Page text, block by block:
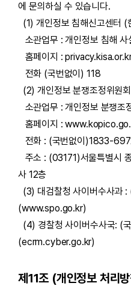
에 문의하실 수 있습니다.
(1) 개인정보 침해신고센터 (
소관업무 : 개인정보 침해 사
홈페이지 :
전화 (국번없이) 118
(2) 개인정보 분쟁조정위원회
소관업무 : 개인정보 분쟁조
홈페이지 :
전화 : (국번없이)1833-
주소 : (03171)서울특별시
사 12층
(3) 대검찰청 사이버수사과 :
(www.spo.go.kr)
(4) 경찰청 사이버수사국: (
(ecrm.cyber.go.kr)
제11조 (개인정보 처리